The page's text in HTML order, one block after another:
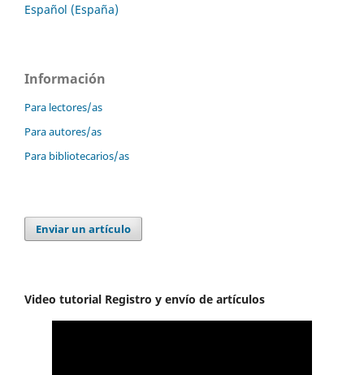
Español (España)
Información
Para lectores/as
Para autores/as
Para bibliotecarios/as
Enviar un artículo
Video tutorial Registro y envío de artículos